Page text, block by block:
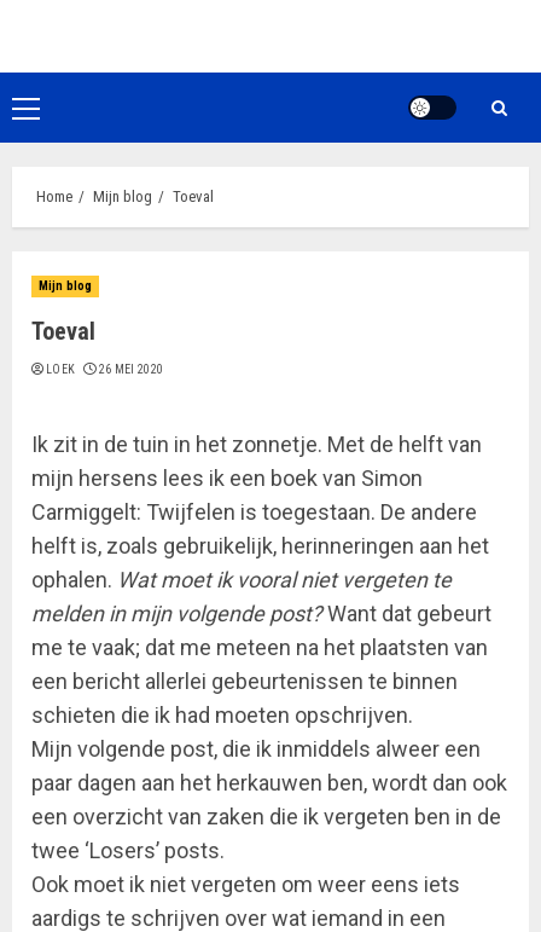
de
inhoudPrimair
menu
Home Mijn blog Toeval
Mijn blog
Toeval
LOEK 26 MEI 2020
Ik zit in de tuin in het zonnetje. Met de helft van
mijn hersens lees ik een boek van Simon
Carmiggelt: Twijfelen is toegestaan. De andere
helft is, zoals gebruikelijk, herinneringen aan het
ophalen. Wat moet ik vooral niet vergeten te
melden in mijn volgende post?Want dat gebeurt
me te vaak; dat me meteen na het plaatsten van
een bericht allerlei gebeurtenissen te binnen
schieten die ik had moeten opschrijven.
Mijn volgende post, die ik inmiddels alweer een
paar dagen aan het herkauwen ben, wordt dan ook
een overzicht van zaken die ik vergeten ben in de
twee ‘Losers’ posts.
Ook moet ik niet vergeten om weer eens iets
aardigs te schrijven over wat iemand in een